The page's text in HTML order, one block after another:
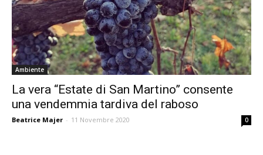
Ambiente
La vera “Estate di San Martino” consente
una vendemmia tardiva del raboso
Beatrice Majer - 11 Novembre 2020 0